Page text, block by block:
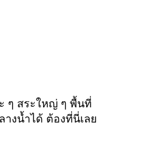
ๆ สระใหญ่ ๆ พื้นที่
างน้ำได้ ต้องที่นี่เลย